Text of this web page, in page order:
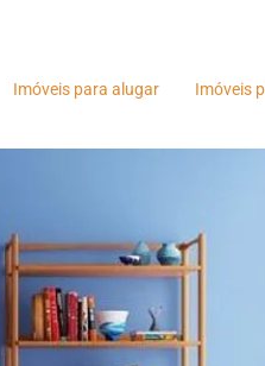
Imóveis para alugar Imóveis